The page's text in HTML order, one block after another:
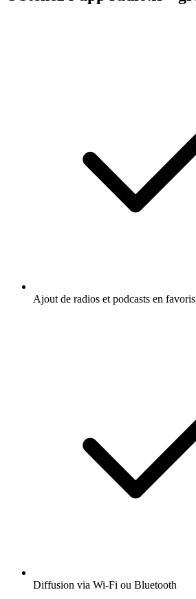
Ajout de radios et podcasts en favoris
Diffusion via Wi-Fi ou Bluetooth